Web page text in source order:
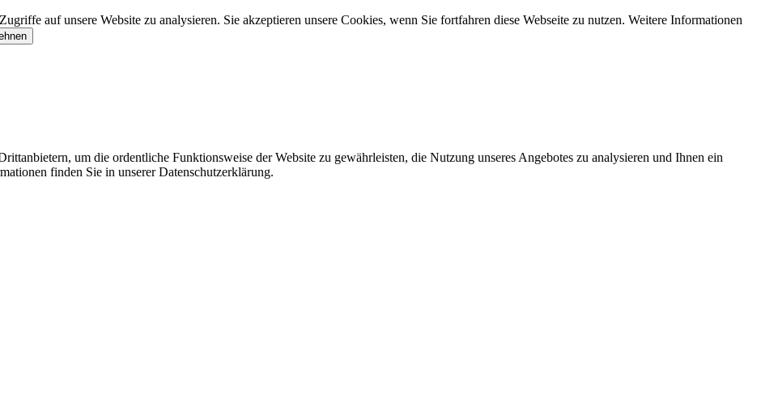
auf unsere Website zu analysieren. Sie akzeptieren unsere Cookies, wenn Sie fortfahren diese Webseite zu nutzen. Weitere Informationen
um die ordentliche Funktionsweise der Website zu gewährleisten, die Nutzung unseres Angebotes zu analysieren und Ihnen ein
finden Sie in unserer Datenschutzerklärung.